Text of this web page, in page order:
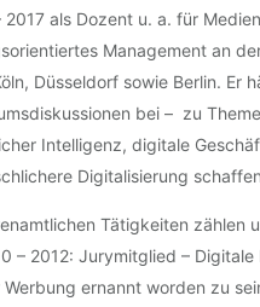
2017 als Dozent u. a. für
Management an
Düsseldorf sowie Berlin. Er
bei – zu
Intelligenz, digitale
Digitalisierung
Tätigkeiten zählen
– 2012: Jurymitglied – Digitale
ernannt worden zu